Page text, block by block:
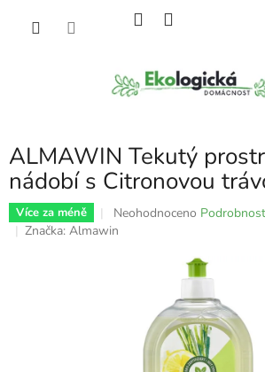
ALMAWIN Tekutý
nádobí s Citronovou
Více za méně
Průměrné
hodnocení
hvězdiček.
Neohodnoceno
Značka: Almawin